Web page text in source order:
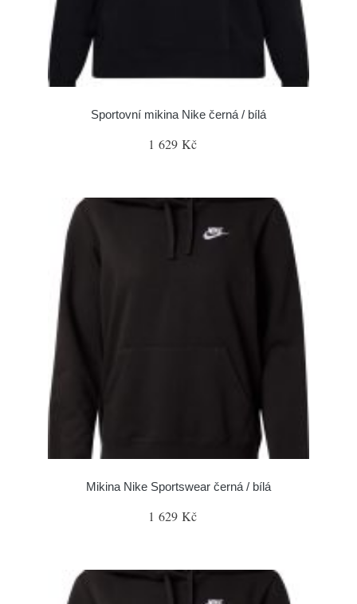
Sportovní mikina Nike černá / bílá
1 629 Kč
Mikina Nike Sportswear černá / bílá
1 629 Kč